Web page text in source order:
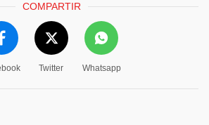
COMPARTIR
Twitter Whatsapp